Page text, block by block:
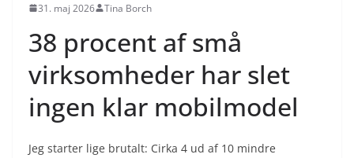
31. maj 2026 Tina Borch
38 procent af små
virksomheder har slet
ingen klar mobilmodel
Jeg starter lige brutalt: Cirka 4 ud af 10 mindre